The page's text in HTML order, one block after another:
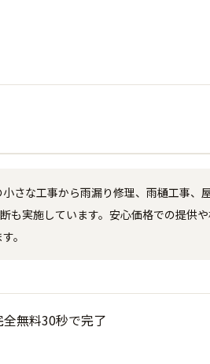
さな工事から雨漏り修理、雨樋工事、
も実施しています。安心価格での提供
。